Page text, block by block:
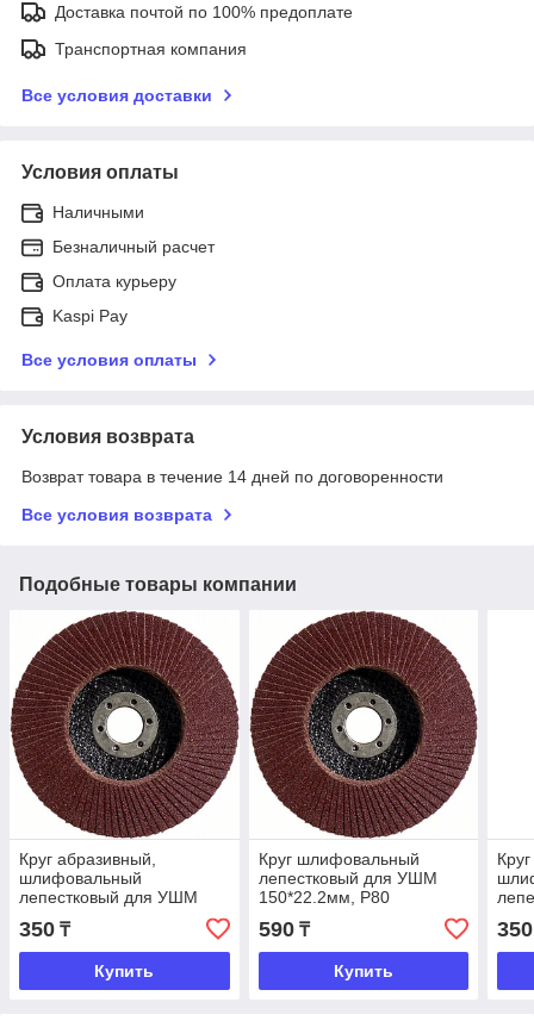
Доставка почтой по 100% предоплате
Транспортная компания
Все условия доставки
Условия оплаты
Наличными
Безналичный расчет
Оплата курьеру
Kaspi Pay
Все условия оплаты
Условия возврата
Возврат товара в течение 14 дней по договоренности
Все условия возврата
Подобные товары компании
Круг абразивный,
шлифовальный
лепестковый для УШМ
125*22.2мм, Р100
350 ₸
Купить
Круг шлифовальный
лепестковый для УШМ
150*22.2мм, Р80
590₸
Купить
350